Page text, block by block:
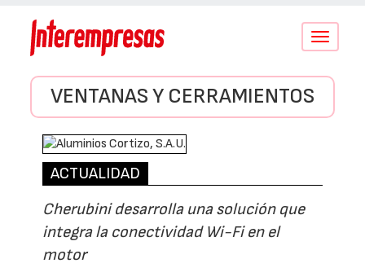
Conmutar
VENTANAS Y CERRAMIENTOS
ACTUALIDAD
Cherubini desarrolla una solución que
integra la conectividad Wi-Fi en el
motor